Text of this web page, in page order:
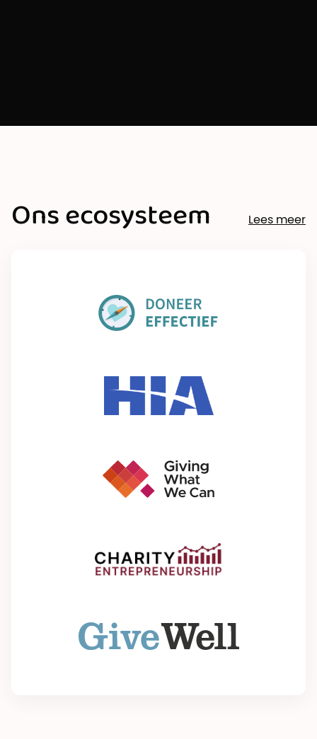
Ons ecosysteem Lees meer